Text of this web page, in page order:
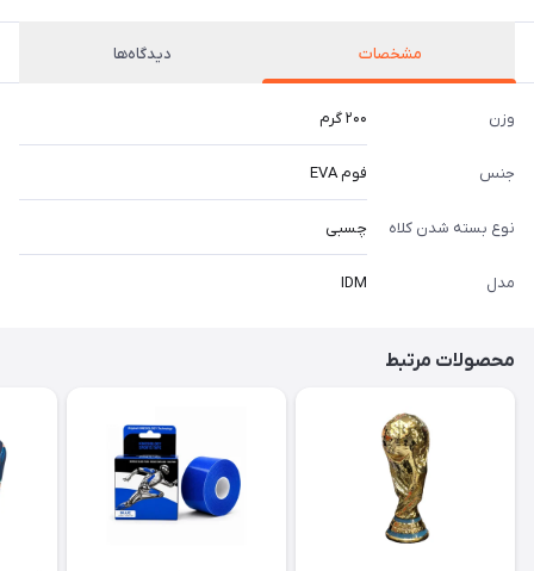
مشخصات دیدگاه‌ها
وزن ۲۰۰ گرم
جنس فوم EVA
نوع بسته شدن کلاه چسبی
مدل IDM
محصولات مرتبط